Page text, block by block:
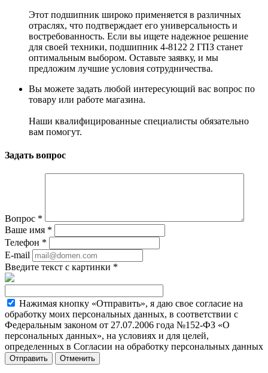
Этот подшипник широко применяется в различных
отраслях, что подтверждает его универсальность и
востребованность. Если вы ищете надежное решение
для своей техники, подшипник 4-8122 2 ГПЗ станет
оптимальным выбором. Оставьте заявку, и мы
предложим лучшие условия сотрудничества.
Вы можете задать любой интересующий вас вопрос по
товару или работе магазина.
Наши квалифицированные специалисты обязательно
вам помогут.
Задать вопрос
Вопрос *
Ваше имя *
Телефон *
E-mail
Введите текст с картинки *
Нажимая кнопку «Отправить», я даю свое согласие на
обработку моих персональных данных, в соответствии с
Федеральным законом от 27.07.2006 года №152-ФЗ «О
персональных данных», на условиях и для целей,
определенных в Согласии на обработку персональных данных
Отменить